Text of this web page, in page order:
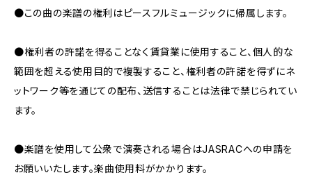
●この曲の楽譜の権利はピースフルミュージックに帰属します。
●権利者の許諾を得ることなく賃貸業に使用すること、個人的な
範囲を超える使用目的で複製すること、権利者の許諾を得ずにネ
ットワーク等を通じての配布、送信することは法律で禁じられてい
ます。
●楽譜を使用して公衆で演奏される場合はJASRACへの申請を
お願いいたします。楽曲使用料がかかります。